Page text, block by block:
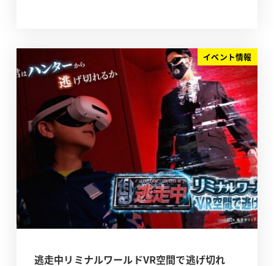
イベント情報
逃走中リミナルワールドVR空間で逃げ切れ